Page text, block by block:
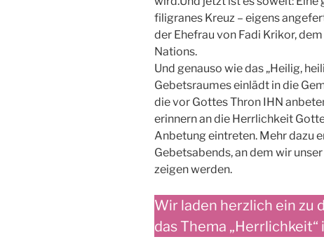
filigranes Kreuz – eigens
der Ehefrau von Fadi Krikor,
Nations.
Und genauso wie das „Heilig,
Gebetsraumes einlädt in die
die vor Gottes Thron IHN
erinnern an die Herrlichkeit
Anbetung eintreten. Mehr dazu
Gebetsabends, an dem wir
zeigen werden.
Wir laden herzlich ein zu
das Thema